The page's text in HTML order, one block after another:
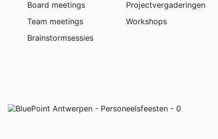
Board meetings
Team meetings
Brainstormsessies
Projectvergaderingen
Workshops